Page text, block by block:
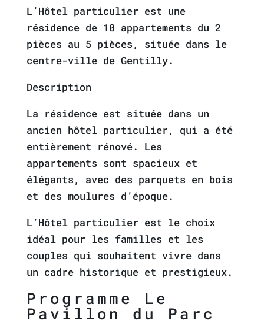
L’Hôtel particulier est une
résidence de 10 appartements du 2
pièces au 5 pièces, située dans le
centre-ville de Gentilly.
Description
La résidence est située dans un
ancien hôtel particulier, qui a été
entièrement rénové. Les
appartements sont spacieux et
élégants, avec des parquets en bois
et des moulures d’époque.
L’Hôtel particulier est le choix
idéal pour les familles et les
couples qui souhaitent vivre dans
un cadre historique et prestigieux.
Programme Le
Pavillon du Parc